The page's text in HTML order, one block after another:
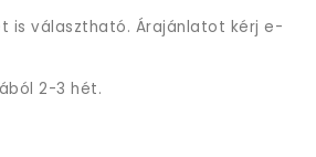
is választható. Árajánlatot kérj e-
2-3 hét.